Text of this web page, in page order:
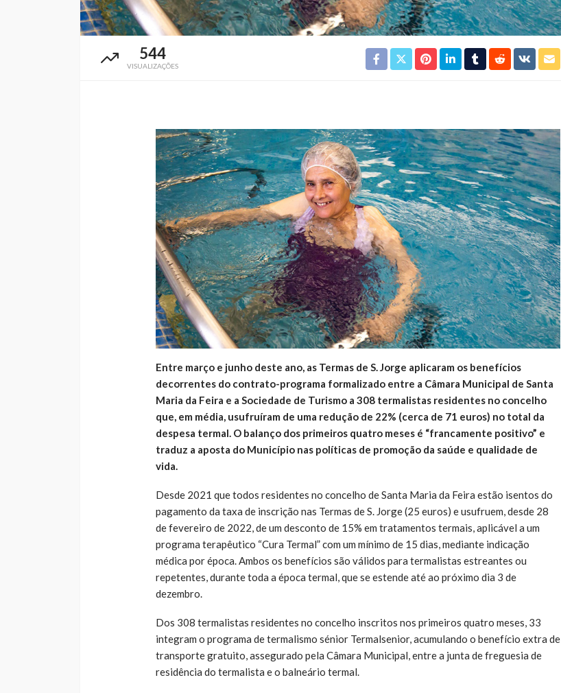
544
VISUALIZAÇÕES
Entre março e junho deste ano, as Termas de S. Jorge aplicaram os benefícios
decorrentes do contrato-programa formalizado entre a Câmara Municipal de Santa
Maria da Feira e a Sociedade de Turismo a 308 termalistas residentes no concelho
que, em média, usufruíram de uma redução de 22% (cerca de 71 euros) no total da
despesa termal. O balanço dos primeiros quatro meses é “francamente positivo” e
traduz a aposta do Município nas políticas de promoção da saúde e qualidade de
vida.
Desde 2021 que todos residentes no concelho de Santa Maria da Feira estão isentos do
pagamento da taxa de inscrição nas Termas de S. Jorge (25 euros) e usufruem, desde 28
de fevereiro de 2022, de um desconto de 15% em tratamentos termais, aplicável a um
programa terapêutico “Cura Termal” com um mínimo de 15 dias, mediante indicação
médica por época. Ambos os benefícios são válidos para termalistas estreantes ou
repetentes, durante toda a época termal, que se estende até ao próximo dia 3 de
dezembro.
Dos 308 termalistas residentes no concelho inscritos nos primeiros quatro meses, 33
integram o programa de termalismo sénior Termalsenior, acumulando o benefício extra de
transporte gratuito, assegurado pela Câmara Municipal, entre a junta de freguesia de
residência do termalista e o balneário termal.